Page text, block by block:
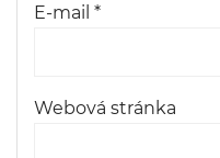
E-mail *
Webová stránka